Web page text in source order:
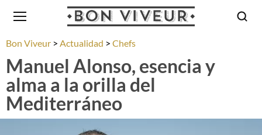
Bon Viveur Actualidad Chefs
Manuel Alonso, esencia y
alma a la orilla del
Mediterráneo